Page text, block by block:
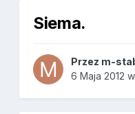
Siema.
Przez m-
6 Maja 2012